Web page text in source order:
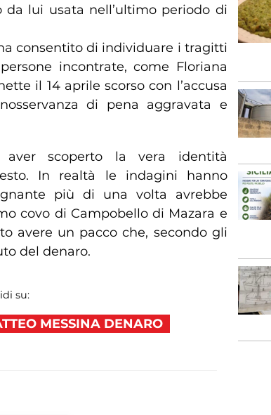
da lui usata nell’ultimo periodo di
consentito di individuare i tragitti
incontrate, come Floriana
il 14 aprile scorso con l’accusa
di pena aggravata e
scoperto la vera identità
In realtà le indagini hanno
più di una volta avrebbe
covo di Campobello di Mazara e
avere un pacco che, secondo gli
del denaro.
su:
MESSINA DENARO